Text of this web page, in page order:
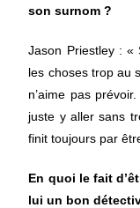
son surnom ?
Jason Priestley: «
les choses trop au
n’aime pas
juste y aller sans
finit toujours par
En quoi le fait
lui un bon